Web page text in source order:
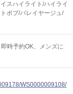
スハイライト/ハイライ
ボブ/バレイヤージュ/
即時予約OK
メンズに
WS0000009108/